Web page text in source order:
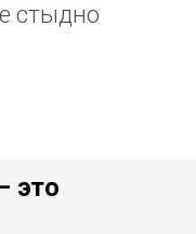
стыдно
это